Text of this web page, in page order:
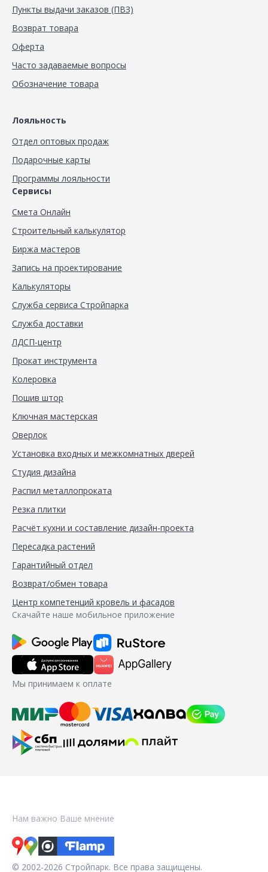
Пункты выдачи заказов (ПВЗ)
Возврат товара
Оферта
Часто задаваемые вопросы
Обозначение товара
Лояльность
Отдел оптовых продаж
Подарочные карты
Программы лояльности
Сервисы
Смета Онлайн
Строительный калькулятор
Биржа мастеров
Запись на проектирование
Калькуляторы
Служба сервиса Стройпарка
Служба доставки
ЛДСП-центр
Прокат инструмента
Колеровка
Пошив штор
Ключная мастерская
Оверлок
Установка входных и межкомнатных дверей
Студия дизайна
Распил металлопроката
Резка плитки
Расчёт кухни и составление дизайн-проекта
Пересадка растений
Гарантийный отдел
Возврат/обмен товара
Центр компетенций кровель и фасадов
Скачайте наше мобильное приложение
Мы принимаем к оплате
Нам важно Ваше мнение
© 2002-2026 Стройпарк. Все права защищены.